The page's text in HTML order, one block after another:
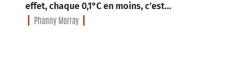
effet, chaque 0,1°C en moins, c’est…
Phanny Morray